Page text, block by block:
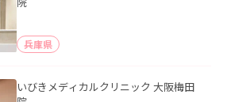
兵庫県
いびきメディカルクリニック 大阪梅田